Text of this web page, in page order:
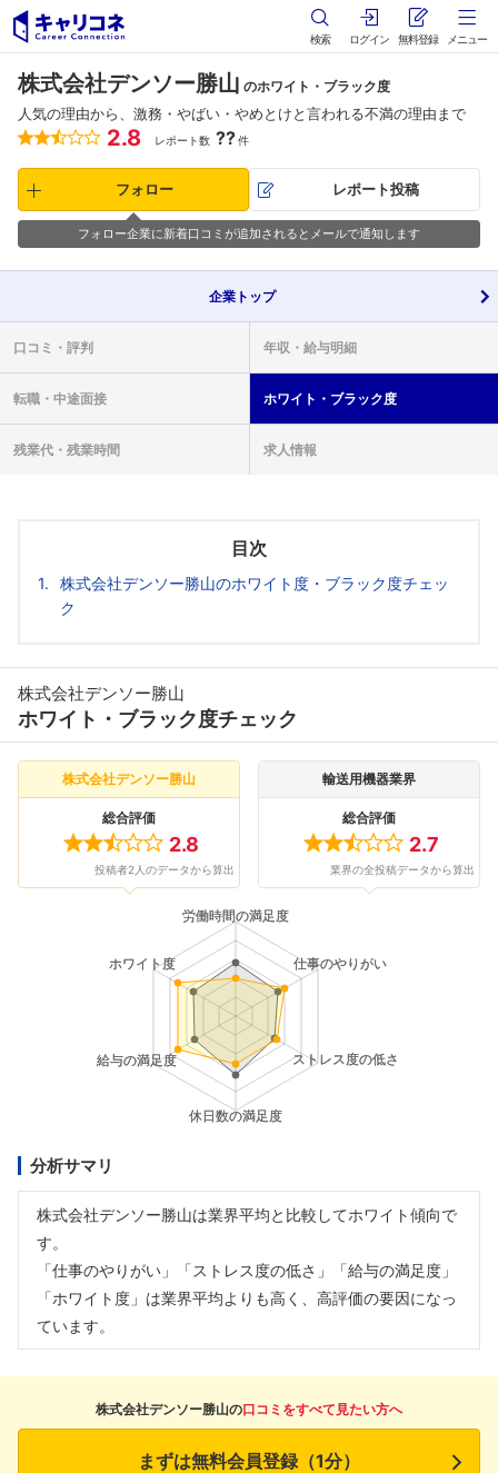
検索 ログイン 無料登録 メニュー
株式会社デンソー勝山 のホワイト・ブラック度
人気の理由から、激務・やばい・やめとけと言われる不満の理由まで
2.8 レポート数 ??件
フォロー レポート投稿
フォロー企業に新着口コミが追加されるとメールで通知します
企業 トップ
口コミ・ 評判 年収・ 給与明細
転職・ 中途面接 ホワイト・ ブラック度
残業代・ 残業時間 求人情報
目次
株式会社デンソー勝山のホワイト度・ブラック度チェッ
ク
株式会社デンソー勝山
ホワイト・ブラック度チェック
株式会社デンソー勝山
総合評価
2.8
投稿者2人のデータから算出
輸送用機器業界
総合評価
2.7
業界の全投稿データから算出
分析サマリ
株式会社デンソー勝山は業界平均と比較してホワイト傾向で
す。
「仕事のやりがい」「ストレス度の低さ」「給与の満足度」
「ホワイト度」は業界平均よりも高く、高評価の要因になっ
ています。
株式会社デンソー勝山の口コミをすべて見たい方へ
まずは無料会員登録（1分）